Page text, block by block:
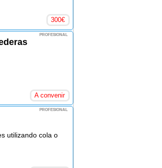
300€
PROFESIONAL
A convenir
PROFESIONAL
utilizando cola o